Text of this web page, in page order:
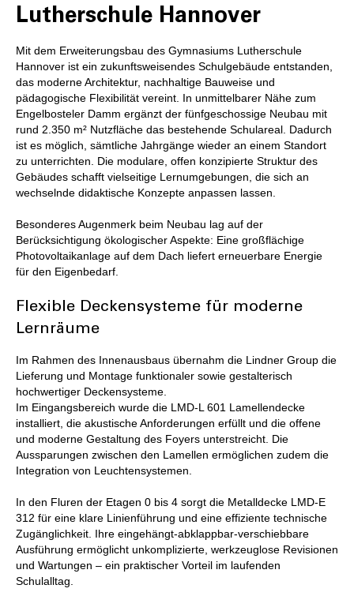
Lutherschule Hannover
Mit dem Erweiterungsbau des Gymnasiums Lutherschule
Hannover ist ein zukunftsweisendes Schulgebäude entstanden,
das moderne Architektur, nachhaltige Bauweise und
pädagogische Flexibilität vereint. In unmittelbarer Nähe zum
Engelbosteler Damm ergänzt der fünfgeschossige Neubau mit
rund 2.350 m² Nutzfläche das bestehende Schulareal. Dadurch
ist es möglich, sämtliche Jahrgänge wieder an einem Standort
zu unterrichten. Die modulare, offen konzipierte Struktur des
Gebäudes schafft vielseitige Lernumgebungen, die sich an
wechselnde didaktische Konzepte anpassen lassen.
Besonderes Augenmerk beim Neubau lag auf der
Berücksichtigung ökologischer Aspekte: Eine großflächige
Photovoltaikanlage auf dem Dach liefert erneuerbare Energie
für den Eigenbedarf.
Flexible Deckensysteme für moderne
Lernräume
Im Rahmen des Innenausbaus übernahm die Lindner Group die
Lieferung und Montage funktionaler sowie gestalterisch
hochwertiger Deckensysteme.
Im Eingangsbereich wurde die LMD-L 601 Lamellendecke
installiert, die akustische Anforderungen erfüllt und die offene
und moderne Gestaltung des Foyers unterstreicht. Die
Aussparungen zwischen den Lamellen ermöglichen zudem die
Integration von Leuchtensystemen.
In den Fluren der Etagen 0 bis 4 sorgt die Metalldecke LMD-E
312 für eine klare Linienführung und eine effiziente technische
Zugänglichkeit. Ihre eingehängt-abklappbar-verschiebbare
Ausführung ermöglicht unkomplizierte, werkzeuglose Revisionen
und Wartungen – ein praktischer Vorteil im laufenden
Schulalltag.